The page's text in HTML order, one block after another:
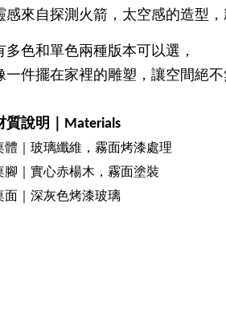
感來自探測火箭，太空感的造型，
多色和單色兩種版本可以選，
一件擺在家裡的雕塑，讓空間絕不
質說明｜Materials
體｜玻璃纖維，霧面烤漆處理
腳｜實心赤楊木，霧面塗裝
面｜深灰色烤漆玻璃